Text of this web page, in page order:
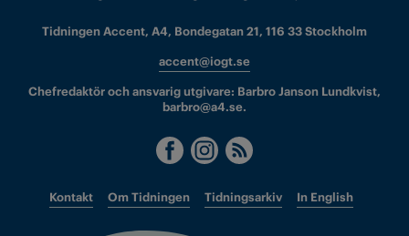
Tidningen Accent, A4, Bondegatan 21, 116 33 Stockholm
accent@iogt.se
Chefredaktör och ansvarig utgivare: Barbro Janson Lundkvist,
barbro@a4.se.
Kontakt Om Tidningen Tidningsarkiv In English